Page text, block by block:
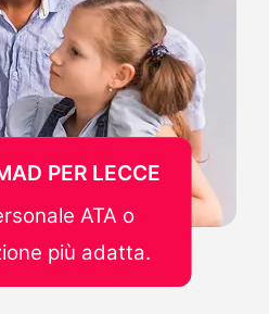
PER LECCE
ATA o
più adatta.